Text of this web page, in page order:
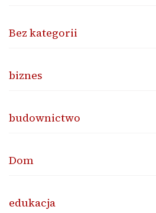
Bez kategorii
biznes
budownictwo
Dom
edukacja